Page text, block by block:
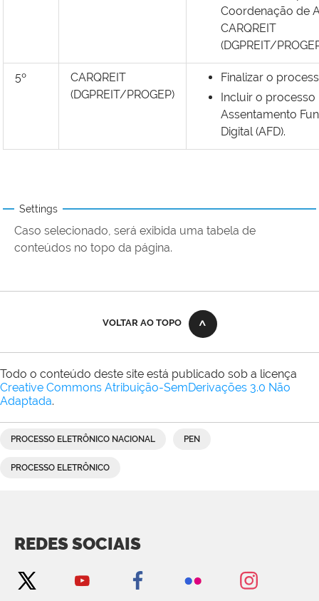
Coordenação de
CARQREIT
(DGPREIT/
5º
CARQREIT
(DGPREIT/PROGEP)
Finalizar o
Incluir o processo
Assentamento
Digital (AFD).
Settings
Caso selecionado, será exibida uma tabela de
conteúdos no topo da página.
VOLTAR AO TOPO
Todo o conteúdo deste site está publicado sob a licença
Creative Commons Atribuição-SemDerivações 3.0 Não
Adaptada.
PROCESSO ELETRÔNICO NACIONAL PEN
PROCESSO ELETRÔNICO
REDES SOCIAIS